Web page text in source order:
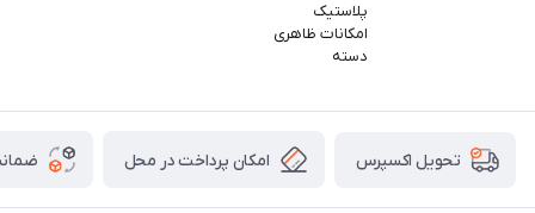
پلاستیک
امکانات ظاهری
دسته
تحویل اکسپرس امکان پرداخت در محل